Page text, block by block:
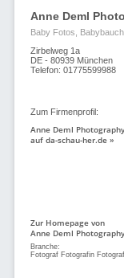
Anne Deml
Baby Fotos,
Zirbelweg 1a
DE - 80939 München
Telefon: 01775599988
Zum Firmenprofil:
Anne Deml Photography
auf da-schau-her.de »
Zur Homepage von
Anne Deml
Branche:
Fotograf Fotografin